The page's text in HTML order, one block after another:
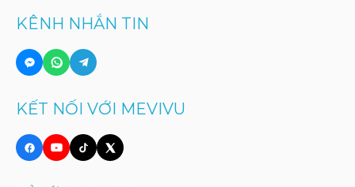
KÊNH NHẮN TIN
KẾT NỐI VỚI MEVIVU